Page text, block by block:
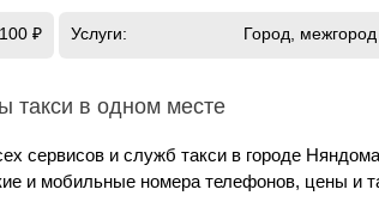
₽ Услуги: Город, межгород
такси в одном месте
сервисов и служб такси в городе
и мобильные номера телефонов, цены и